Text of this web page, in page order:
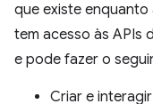
que existe enquanto
tem acesso às APIs
e pode fazer o
Criar e